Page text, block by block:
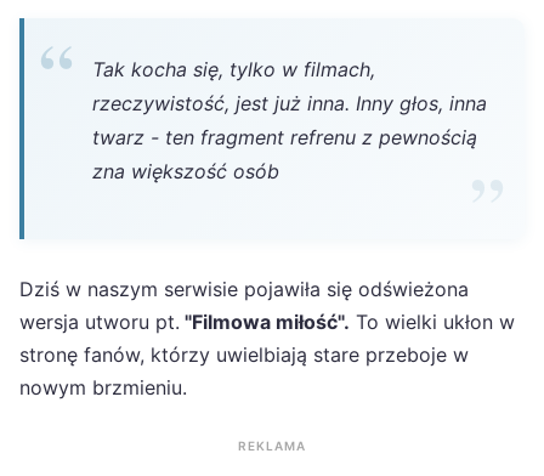
Tak kocha się, tylko w filmach,
rzeczywistość, jest już inna. Inny głos, inna
twarz - ten fragment refrenu z pewnością
zna większość osób
Dziś w naszym serwisie pojawiła się odświeżona
wersja utworu pt. "Filmowa miłość". To wielki ukłon w
stronę fanów, którzy uwielbiają stare przeboje w
nowym brzmieniu.
REKLAMA